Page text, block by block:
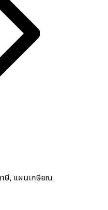
าษี, แผนเกษียณ